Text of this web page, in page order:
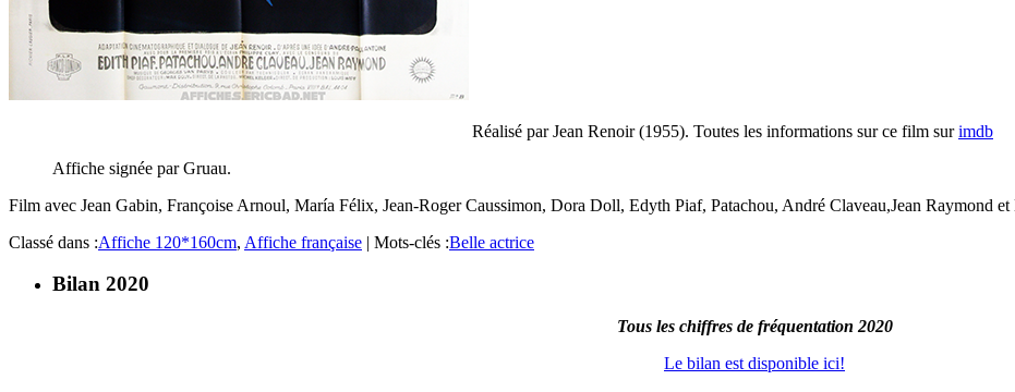
Réalisé par Jean Renoir (1955). Toutes les informations sur ce film surimdb
Affiche signée par Gruau.
Film avec Jean Gabin, Françoise Arnoul, María Félix, Jean-Roger Caussimon, Dora Doll, Edyth Piaf, Patachou, André Claveau,Jean Raymond
Classé dans :Affiche 120*160cm, Affiche française | Mots-clés :Belle actrice
Bilan 2020
Tous les chiffres de fréquentation 2020
Le bilan est disponible ici!